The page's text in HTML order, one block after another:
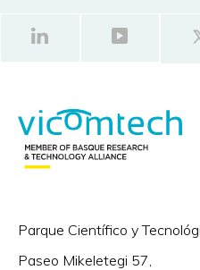
Parque Científico y
Paseo Mikeletegi 57,